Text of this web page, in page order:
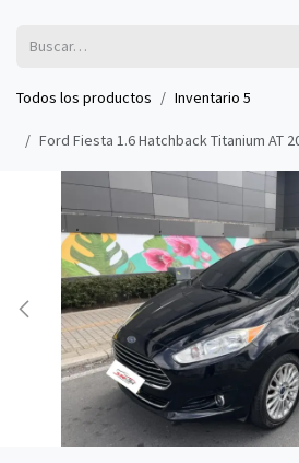
Todos los productos Inventario 5
Ford Fiesta 1.6 Hatchback Titanium AT